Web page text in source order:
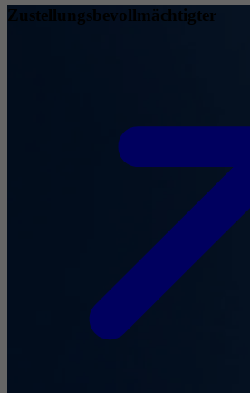
Zustellungsbevollmächtigter